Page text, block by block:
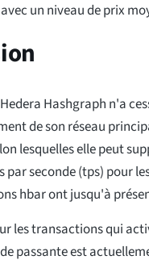
un niveau de prix
Hashgraph n'a
de son réseau
lesquelles elle peut
par seconde (tps) pour
hbar ont jusqu'à
les transactions qui
passante est